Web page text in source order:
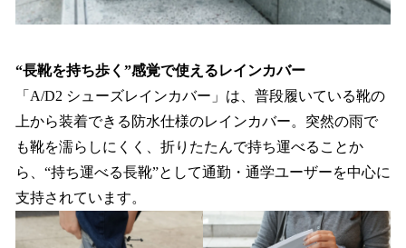
“長靴を持ち歩く”感覚で使えるレインカバー
「A/D2 シューズレインカバー」は、普段履いている靴の
上から装着できる防水仕様のレインカバー。突然の雨で
も靴を濡らしにくく、折りたたんで持ち運べることか
ら、“持ち運べる長靴”として通勤・通学ユーザーを中心に
支持されています。